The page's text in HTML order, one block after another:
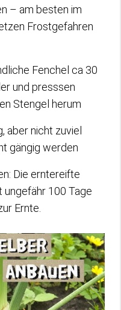
– am besten im
Frostgefahren
Fenchel ca 30
und presssen
Stengel herum
aber nicht zuviel
gängig werden
Die erntereifte
ungefähr 100 Tage
Ernte.